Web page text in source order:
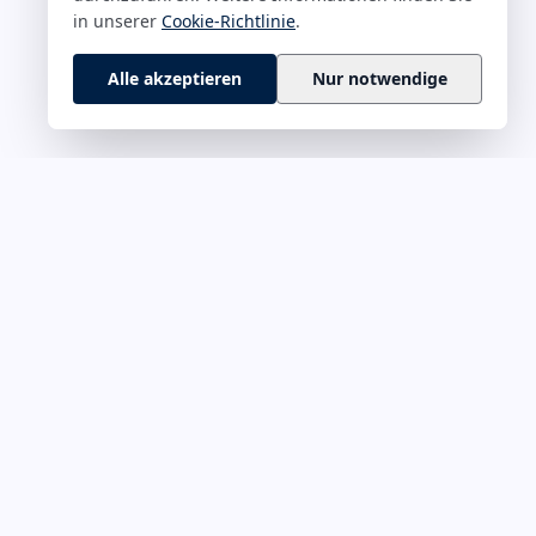
in unserer Cookie-Richtlinie.
Alle akzeptieren Nur notwendige